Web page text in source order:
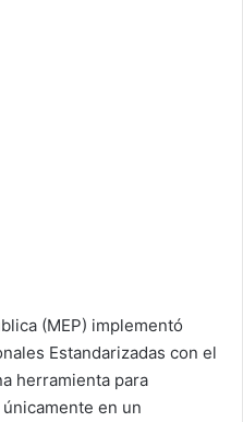
(MEP) implementó
Estandarizadas con el
herramienta para
en un